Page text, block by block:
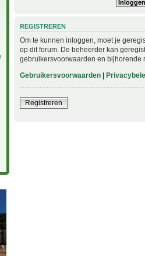
REGISTREREN
Om te kunnen inloggen, moet je
op dit forum. De beheerder kan
gebruikersvoorwaarden en bijhorende
Gebruikersvoorwaarden |
Registreren